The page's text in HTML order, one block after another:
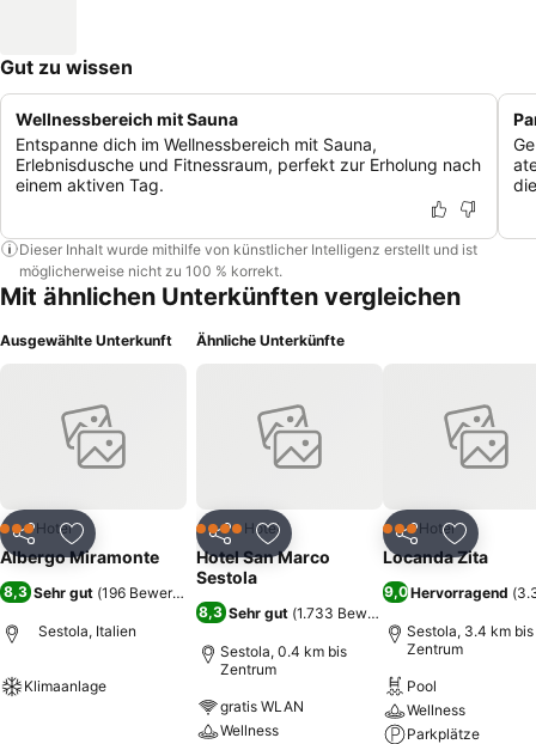
Gut zu wissen
Wellnessbereich mit Sauna
Entspanne dich im Wellnessbereich mit Sauna,
Erlebnisdusche und Fitnessraum, perfekt zur Erholung nach
einem aktiven Tag.
Dieser Inhalt wurde mithilfe von künstlicher Intelligenz erstellt und ist
möglicherweise nicht zu 100 % korrekt.
Mit ähnlichen Unterkünften vergleichen
Ausgewählte Unterkunft
Teilen Zu Favoriten hinzufügen
3 SterneHotel
Albergo Miramonte
8,3 Sehr gut (196 Bewertungen
Sestola, Italien
Klimaanlage
Ähnliche Unterkünfte
Teilen Zu Favoriten hinzufügen
4 SterneHotel
Hotel San Marco
Sestola
8,3 Sehr gut (1.733 Bewertungen
Sestola, 0.4 km bis
Zentrum
gratis WLAN
Wellness
Teilen Zu
3 SterneHotel
Locanda Zita
9,0Hervorragend (
Sestola, 3.4 km bis
Zentrum
Pool
Wellness
Parkplätze